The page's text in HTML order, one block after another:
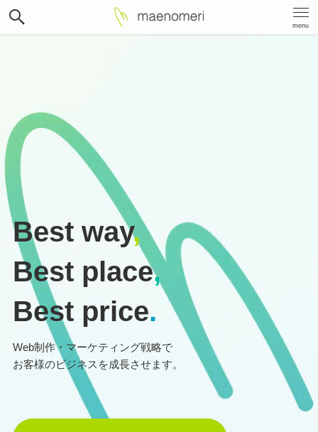
menu
Best way,
Best place,
Best price.
Web制作・マーケティング戦略で
お客様のビジネスを成長させます。